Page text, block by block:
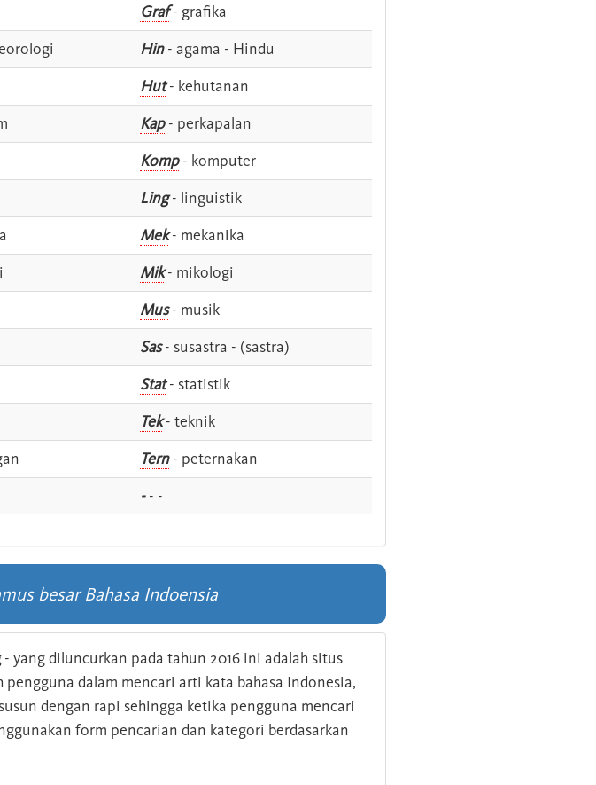
Graf- grafika
Hin- agama - Hindu
Hut- kehutanan
Kap- perkapalan
Komp- komputer
Ling- linguistik
Mek- mekanika
Mik- mikologi
Mus- musik
Sas- susastra - (sastra)
Stat- statistik
Tek- teknik
Tern- peternakan
-- -
besar Bahasa Indoensia
- yang diluncurkan pada tahun 2016 ini adalah situs
dalam mencari arti kata bahasa Indonesia,
dengan rapi sehingga ketika pengguna mencari
form pencarian dan kategori berdasarkan